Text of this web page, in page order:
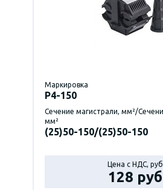
Маркировка
P4-150
Сечение магистрали, мм²/
мм²
(25)50-150/(25)50-150
Цена с НДС, руб
128 руб